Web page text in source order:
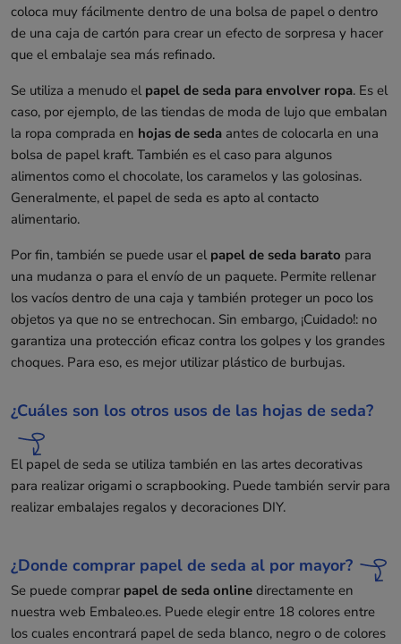
coloca muy fácilmente dentro de una bolsa de papel o dentro
de una caja de cartón para crear un efecto de sorpresa y hacer
que el embalaje sea más refinado.
Se utiliza a menudo el papel de seda para envolver ropa. Es el
caso, por ejemplo, de las tiendas de moda de lujo que embalan
la ropa comprada en hojas de seda antes de colocarla en una
bolsa de papel kraft. También es el caso para algunos
alimentos como el chocolate, los caramelos y las golosinas.
Generalmente, el papel de seda es apto al contacto
alimentario.
Por fin, también se puede usar el papel de seda barato para
una mudanza o para el envío de un paquete. Permite rellenar
los vacíos dentro de una caja y también proteger un poco los
objetos ya que no se entrechocan. Sin embargo, ¡Cuidado!: no
garantiza una protección eficaz contra los golpes y los grandes
choques. Para eso, es mejor utilizar plástico de burbujas.
¿Cuáles son los otros usos de las hojas de seda?
El papel de seda se utiliza también en las artes decorativas
para realizar origami o scrapbooking. Puede también servir para
realizar embalajes regalos y decoraciones DIY.
¿Donde comprar papel de seda al por mayor?
Se puede comprar papel de seda online directamente en
nuestra web Embaleo.es. Puede elegir entre 18 colores entre
los cuales encontrará papel de seda blanco, negro o de colores